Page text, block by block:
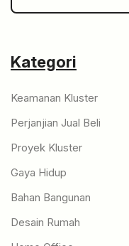
Kategori
Keamanan Kluster
Perjanjian Jual Beli
Proyek Kluster
Gaya Hidup
Bahan Bangunan
Desain Rumah